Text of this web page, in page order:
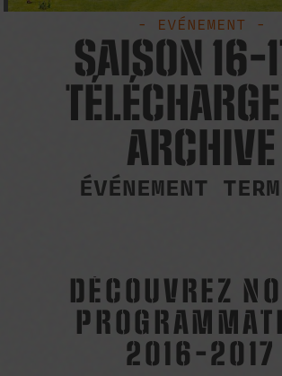
- EVÉNEMENT -
SAISON 16-
ARCHIVE
ÉVÉNEMENT
DÉCOUVREZ
2016-2017